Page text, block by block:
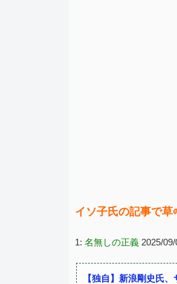
イソ子氏の記事で草
1: 名無しの正義 2025/
【独自】新浪剛史氏